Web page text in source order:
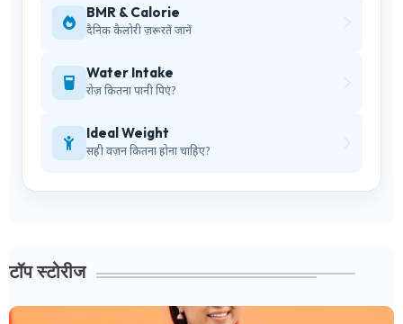
BMR & Calorie
दैनिक कैलोरी ज़रूरतें जानें
Water Intake
रोज़ कितना पानी पिएं?
Ideal Weight
सही वज़न कितना होना चाहिए?
टॉप स्टोरीज